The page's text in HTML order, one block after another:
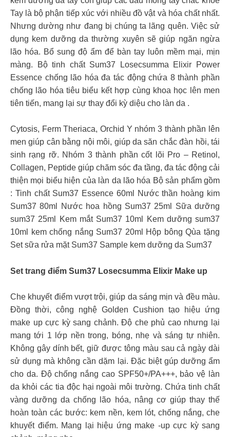
Tay là bộ phận tiếp xúc với nhiều đồ vật và hóa chất nhất.
Nhưng dường như đang bị chúng ta lãng quên. Việc sử
dụng kem dưỡng da thường xuyên sẽ giúp ngăn ngừa
lão hóa. Bổ sung độ ẩm để bàn tay luôn mềm mại, mịn
màng. Bộ tinh chất Sum37 Losecsumma Elixir Power
Essence chống lão hóa đa tác động chứa 8 thành phần
chống lão hóa tiêu biểu kết hợp cùng khoa học lên men
tiên tiến, mang lại sự thay đổi kỳ diệu cho làn da .
Cytosis, Ferm Theriaca, Orchid Y nhóm 3 thành phần lên
men giúp cân bằng nội môi, giúp da săn chắc đàn hồi, tái
sinh rạng rỡ. Nhóm 3 thành phần cốt lõi Pro – Retinol,
Collagen, Peptide giúp chăm sóc đa tầng, đa tác động cải
thiện mọi biểu hiện của làn da lão hóa Bộ sản phẩm gồm
: Tinh chất Sum37 Essence 60ml Nước thần hoàng kim
Sum37 80ml Nước hoa hồng Sum37 25ml Sữa dưỡng
sum37 25ml Kem mắt Sum37 10ml Kem dưỡng sum37
10ml kem chống nắng Sum37 20ml Hộp bông Qùa tặng
Set sữa rửa mặt Sum37 Sample kem dưỡng da Sum37
Set trang điểm Sum37 Losecsumma Elixir Make up
Che khuyết điểm vượt trội, giúp da sáng mịn và đều màu.
Đồng thời, công nghệ Golden Cushion tạo hiệu ứng
make up cực kỳ sang chảnh. Độ che phủ cao nhưng lại
mang tới 1 lớp nền trong, bóng, nhẹ và sáng tự nhiên.
Không gây dính bết, giữ được tông màu sau cả ngày dài
sử dụng mà không cần dặm lại. Đặc biệt gúp dưỡng ẩm
cho da. Độ chống nắng cao SPF50+/PA+++, bảo vệ làn
da khỏi các tia độc hại ngoài môi trường. Chứa tinh chất
vàng dưỡng da chống lão hóa, nâng cơ giúp thay thế
hoàn toàn các bước: kem nền, kem lót, chống nắng, che
khuyết điểm. Mang lại hiệu ứng make -up cực kỳ sang